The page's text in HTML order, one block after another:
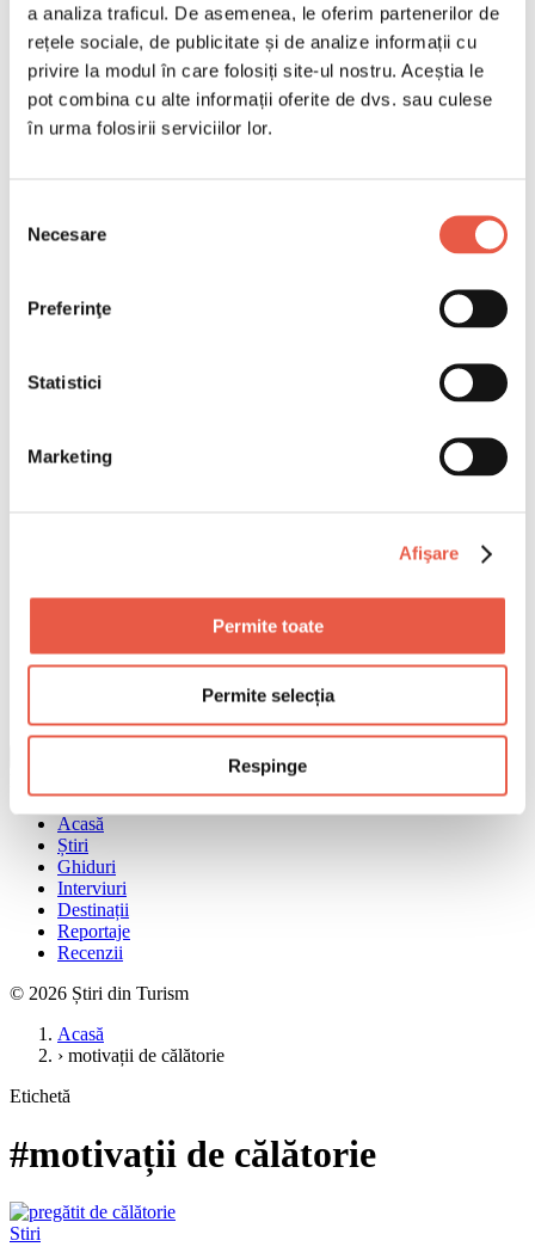
a analiza traficul. De asemenea, le oferim partenerilor de
rețele sociale, de publicitate și de analize informații cu
privire la modul în care folosiți site-ul nostru. Aceștia le
pot combina cu alte informații oferite de dvs. sau culese
în urma folosirii serviciilor lor.
consimțământului
Necesare
Preferinţe
Statistici
Marketing
Afişare
Permite toate
Permite selecția
Respinge
Acasă
Știri
Ghiduri
Interviuri
Destinații
Reportaje
Recenzii
© 2026 Știri din Turism
Acasă
› motivații de călătorie
Etichetă
#motivații de călătorie
Stiri